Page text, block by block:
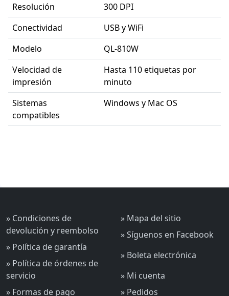
Resolución
300 DPI
Conectividad
USB y WiFi
Modelo
QL-810W
Velocidad de
impresión
Hasta 110 etiquetas por
minuto
Sistemas
compatibles
Windows y Mac OS
» Condiciones de
devolución y reembolso
» Política de garantía
» Política de órdenes de
servicio
» Formas de pago
» Mapa del sitio
» Síguenos en Facebook
» Boleta electrónica
» Mi cuenta
» Pedidos